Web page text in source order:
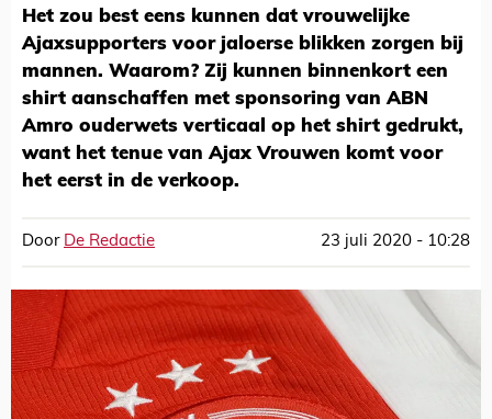
Het zou best eens kunnen dat vrouwelijke
Ajaxsupporters voor jaloerse blikken zorgen bij
mannen. Waarom? Zij kunnen binnenkort een
shirt aanschaffen met sponsoring van ABN
Amro ouderwets verticaal op het shirt gedrukt,
want het tenue van Ajax Vrouwen komt voor
het eerst in de verkoop.
Door De Redactie 23 juli 2020 - 10:28